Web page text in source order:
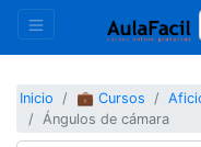
Inicio 💼 Cursos
Ángulos de cámara